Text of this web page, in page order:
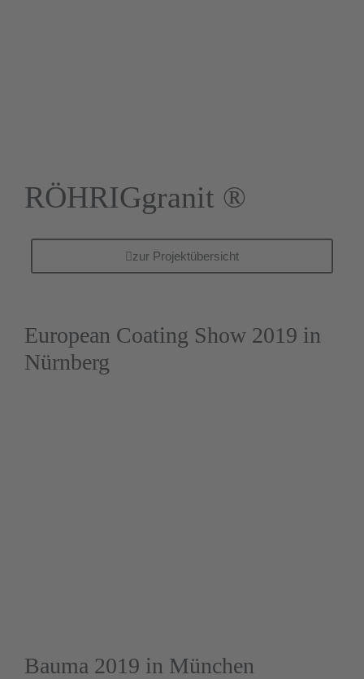
RÖHRIGgranit ®
zur Projektübersicht
European Coating Show 2019 in
Nürnberg
Bauma 2019 in München